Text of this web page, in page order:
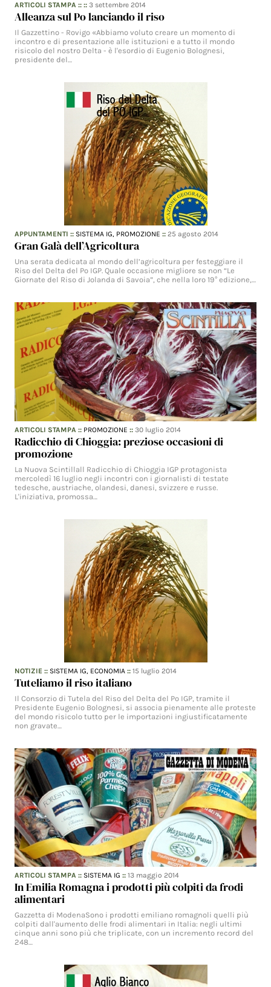
ARTICOLI STAMPA :: ::3 settembre 2014
Alleanza sul Po lanciando il riso
Il Gazzettino - Rovigo «Abbiamo voluto creare un momento di
incontro e di presentazione alle istituzioni e a tutto il mondo
risicolo del nostro Delta - è l'esordio di Eugenio Bolognesi,
presidente del…
APPUNTAMENTI :: SISTEMA IG, PROMOZIONE ::25 agosto 2014
Gran Galà dell’Agricoltura
Una serata dedicata al mondo dell’agricoltura per festeggiare il
Riso del Delta del Po IGP. Quale occasione migliore se non “Le
Giornate del Riso di Jolanda di Savoia”, che nella loro 19° edizione,…
ARTICOLI STAMPA :: PROMOZIONE ::30 luglio 2014
Radicchio di Chioggia: preziose occasioni di
promozione
La Nuova Scintillall Radicchio di Chioggia IGP protagonista
mercoledì 16 luglio negli incontri con i giornalisti di testate
tedesche, austriache, olandesi, danesi, svizzere e russe.
L'iniziativa, promossa…
NOTIZIE :: SISTEMA IG, ECONOMIA ::15 luglio 2014
Tuteliamo il riso italiano
Il Consorzio di Tutela del Riso del Delta del Po IGP, tramite il
Presidente Eugenio Bolognesi, si associa pienamente alle proteste
del mondo risicolo tutto per le importazioni ingiustificatamente
non gravate…
ARTICOLI STAMPA :: SISTEMA IG ::13 maggio 2014
In Emilia Romagna i prodotti più colpiti da frodi
alimentari
Gazzetta di ModenaSono i prodotti emiliano romagnoli quelli più
colpiti dall'aumento delle frodi alimentari in Italia: negli ultimi
cinque anni sono più che triplicate, con un incremento record del
248…